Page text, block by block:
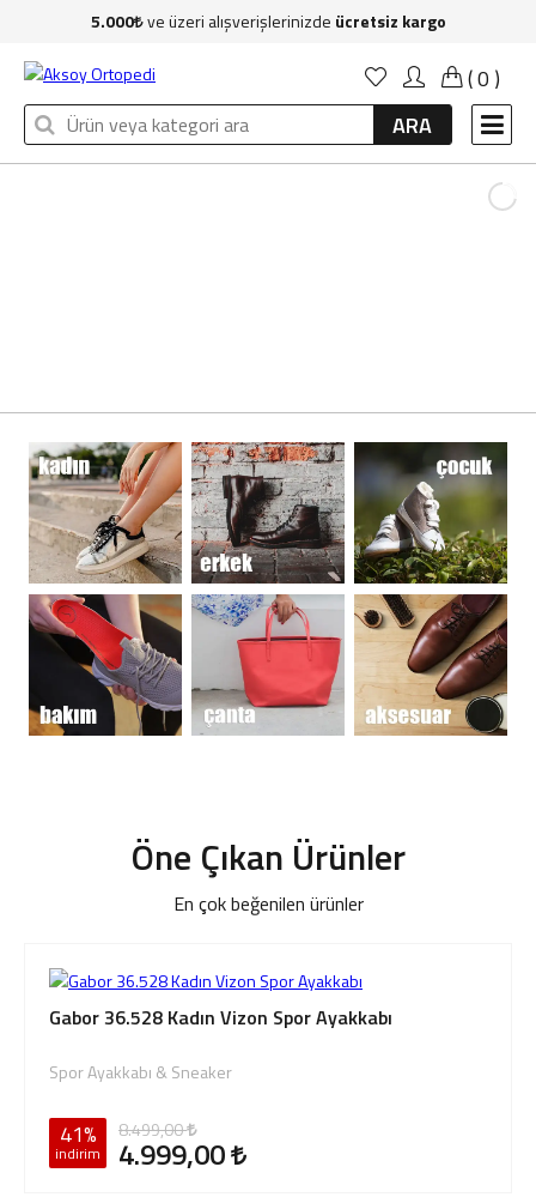
Kadın
Erkek
Yeni Üyelik
Giriş Yap
Sipariş Takibi
Sipariş İptal/İade
5.000 ve üzeri alışverişlerinizde ücretsiz kargo
(0 )
ARA
Öne Çıkan Ürünler
En çok beğenilen ürünler
Gabor 36.528 Kadın Vizon Spor Ayakkabı
Spor Ayakkabı & Sneaker
41%
indirim
8.499,00
4.999,00